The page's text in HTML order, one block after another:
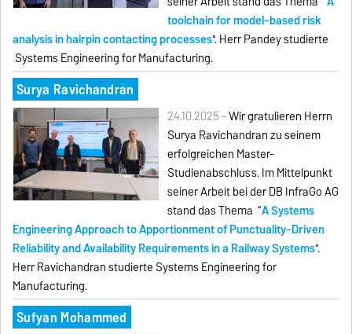
toolchain for model-based risk
analysis in hairpin contacting processes". Herr Pandey studierte
Systems Engineering for Manufacturing.
Surya Ravichandran
24.10.2025 -Wir gratulieren Herrn
Surya Ravichandran zu seinem
erfolgreichen Master-
Studienabschluss. Im Mittelpunkt
seiner Arbeit bei der DB InfraGo AG
stand das Thema “A Systems
Engineering Approach to Apportionment of Punctuality-Driven
Reliability and Availability Requirements in a Railway Systems".
Herr Ravichandran studierte Systems Engineering for
Manufacturing.
Sufyan Mohammed